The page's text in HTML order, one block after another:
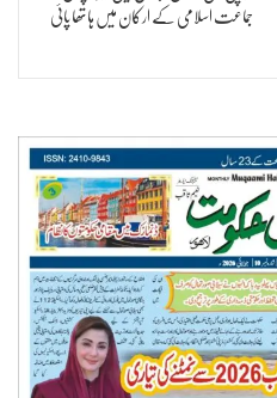
جماعت اسلامی کے ارکان میں ہاتھا پائی